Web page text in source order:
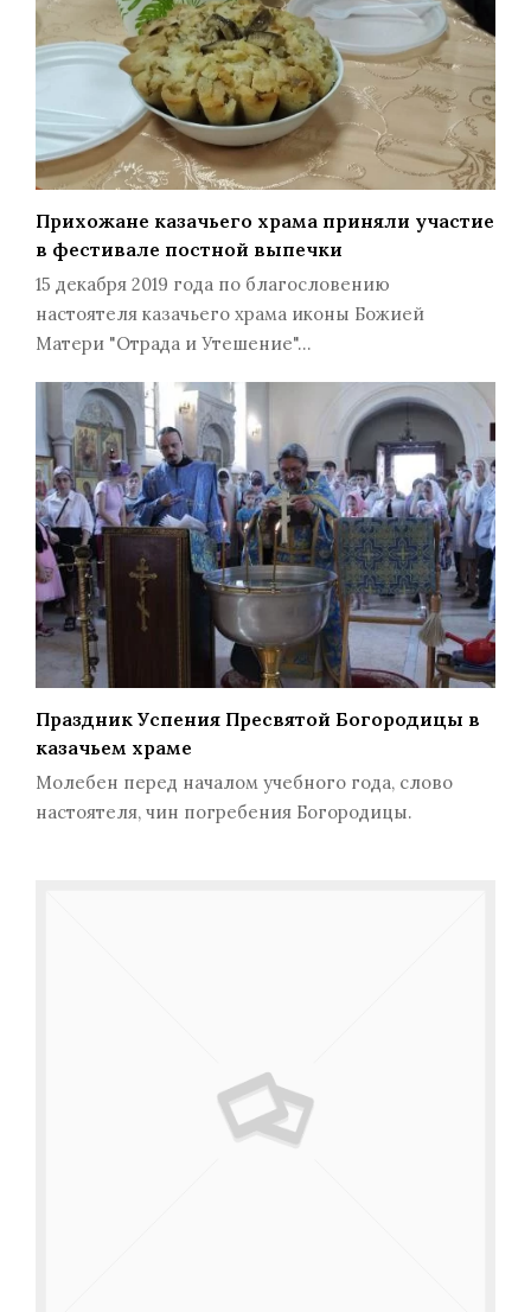
Прихожане казачьего храма приняли участие
в фестивале постной выпечки
15 декабря 2019 года по благословению
настоятеля казачьего храма иконы Божией
Матери "Отрада и Утешение"…
Праздник Успения Пресвятой Богородицы в
казачьем храме
Молебен перед началом учебного года, слово
настоятеля, чин погребения Богородицы.